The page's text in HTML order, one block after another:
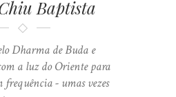
Baptista
Dharma de Buda e
a luz do Oriente para
frequência - umas vezes